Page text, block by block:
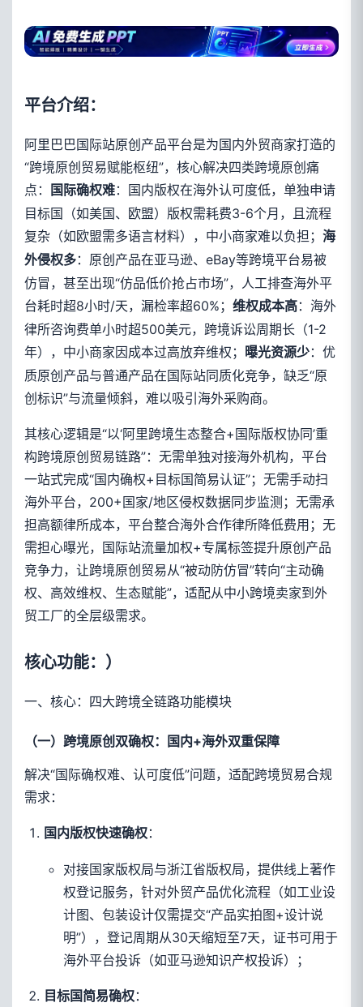
平台介绍：
阿里巴巴国际站原创产品平台是为国内外贸商家打造的
“跨境原创贸易赋能枢纽”，核心解决四类跨境原创痛
点：
国际确权难：国内版权在海外认可度低，单独申请
目标国（如美国、欧盟）版权需耗费3-6个月，且流程
复杂（如欧盟需多语言材料），中小商家难以负担； 海
外侵权多：原创产品在亚马逊、eBay等跨境平台易被
仿冒，甚至出现“仿品低价抢占市场”，人工排查海外平
台耗时超8小时/天，漏检率超60%； 维权成本高：海外
律所咨询费单小时超500美元，跨境诉讼周期长（1-2
年），中小商家因成本过高放弃维权；
曝光资源少：优
质原创产品与普通产品在国际站同质化竞争，缺乏“原
创标识”与流量倾斜，难以吸引海外采购商。
其核心逻辑是“以‘阿里跨境生态整合+国际版权协同’重
构跨境原创贸易链路”：无需单独对接海外机构，平台
一站式完成“国内确权+目标国简易认证”；无需手动扫
海外平台，200+国家/地区侵权数据同步监测；无需承
担高额律所成本，平台整合海外合作律所降低费用；无
需担心曝光，国际站流量加权+专属标签提升原创产品
竞争力，让跨境原创贸易从“被动防仿冒”转向“主动确
权、高效维权、生态赋能”，适配从中小跨境卖家到外
贸工厂的全层级需求。
核心功能：）
一、核心：四大跨境全链路功能模块
（一）跨境原创双确权：国内+海外双重保障
解决“国际确权难、认可度低”问题，适配跨境贸易合规
需求：
国内版权快速确权：
对接国家版权局与浙江省版权局，提供线上著作
权登记服务，针对外贸产品优化流程（如工业设
计图、包装设计仅需提交“产品实拍图+设计说
明”），登记周期从30天缩短至7天，证书可用于
海外平台投诉（如亚马逊知识产权投诉）；
目标国简易确权：